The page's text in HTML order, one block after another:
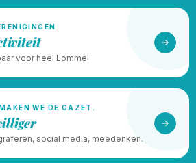
voor heel Lommel.
WE DE GAZET.
social media, meedenken.